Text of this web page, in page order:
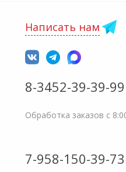
Написать нам
8-3452-39-39-99
Обработка заказов с
7-958-150-39-73